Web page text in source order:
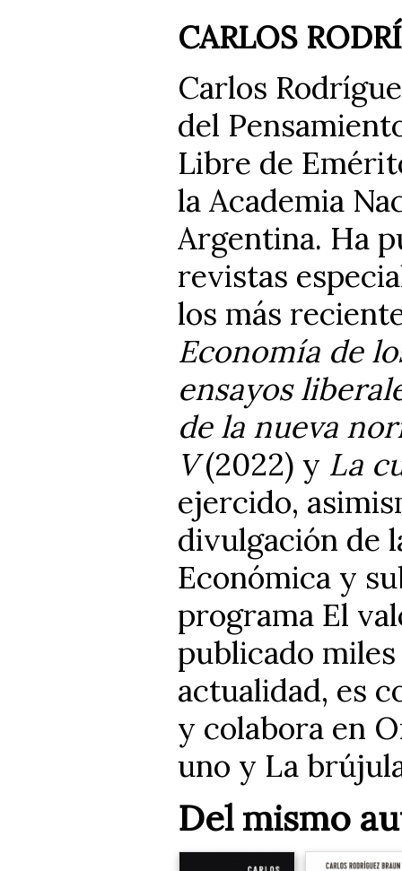
CARLOS
Carlos
del
Libre de
la Academia
Argentina. Ha
revistas
los más
Economía de
ensayos
de la nueva
V(2022) y La
ejercido,
divulgación de
Económica y
programa El
publicado
actualidad, es
y colabora en
uno y La
Del mismo